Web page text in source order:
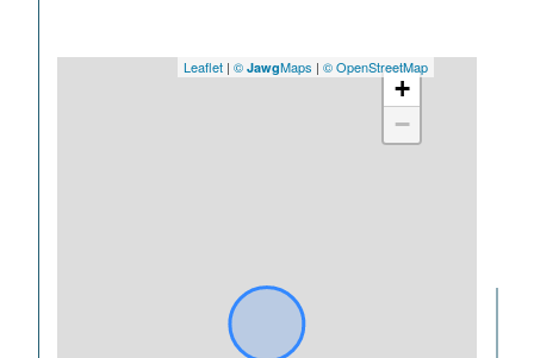
+
−
Leaflet | © JawgMaps | © OpenStreetMap